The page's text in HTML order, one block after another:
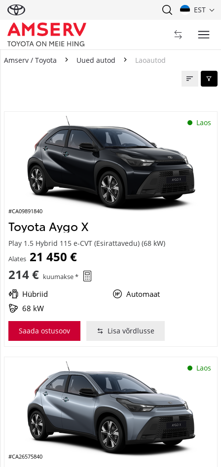
EST
Amserv / Toyota Uued autod Laoautod
Laos
#CA09891840
Toyota Aygo X
Play 1.5 Hybrid 115 e-CVT (Esirattavedu) (68 kW)
Alates 21 450 €
214 € kuumakse *
Hübriid
Automaat
68 kW
Saada ostusoov Lisa võrdlusse
Laos
#CA26575840